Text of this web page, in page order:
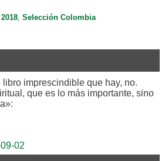
, Selección Colombia
imprescindible que hay, no.
que es lo más importante, sino